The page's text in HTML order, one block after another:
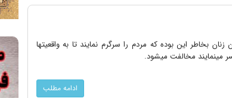
بخاطر این بوده که مردم را سرگرم نمایند تا به واقعیتها
مینمایند مخالفت میشود.
ادامه مطلب